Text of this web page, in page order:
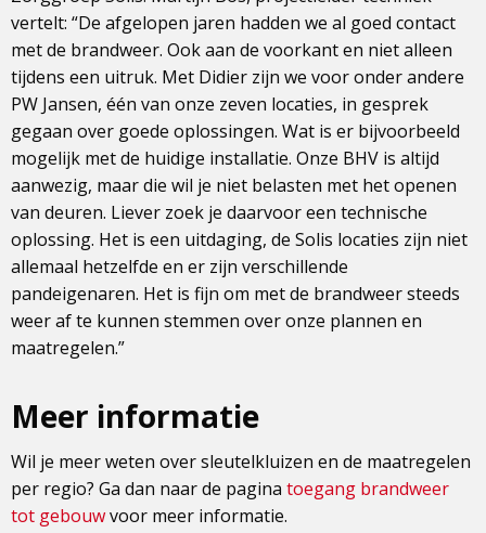
vertelt: “De afgelopen jaren hadden we al goed contact
met de brandweer. Ook aan de voorkant en niet alleen
tijdens een uitruk. Met Didier zijn we voor onder andere
PW Jansen, één van onze zeven locaties, in gesprek
gegaan over goede oplossingen. Wat is er bijvoorbeeld
mogelijk met de huidige installatie. Onze BHV is altijd
aanwezig, maar die wil je niet belasten met het openen
van deuren. Liever zoek je daarvoor een technische
oplossing. Het is een uitdaging, de Solis locaties zijn niet
allemaal hetzelfde en er zijn verschillende
pandeigenaren. Het is fijn om met de brandweer steeds
weer af te kunnen stemmen over onze plannen en
maatregelen.”
Meer informatie
Wil je meer weten over sleutelkluizen en de maatregelen
per regio? Ga dan naar de pagina toegang brandweer
tot gebouwvoor meer informatie.